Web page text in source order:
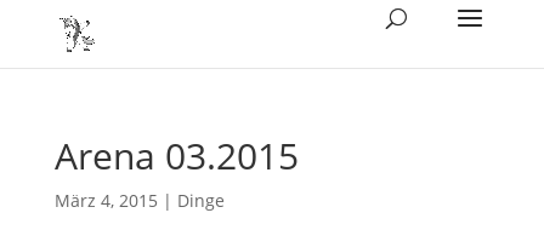
Arena 03.2015
März 4, 2015 | Dinge